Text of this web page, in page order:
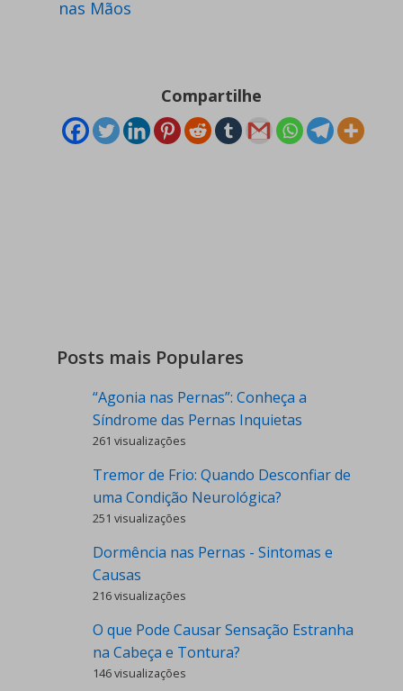
nas Mãos
Compartilhe
Posts mais Populares
“Agonia nas Pernas”: Conheça a
Síndrome das Pernas Inquietas
261 visualizações
Tremor de Frio: Quando Desconfiar de
uma Condição Neurológica?
251 visualizações
Dormência nas Pernas - Sintomas e
Causas
216 visualizações
O que Pode Causar Sensação Estranha
na Cabeça e Tontura?
146 visualizações